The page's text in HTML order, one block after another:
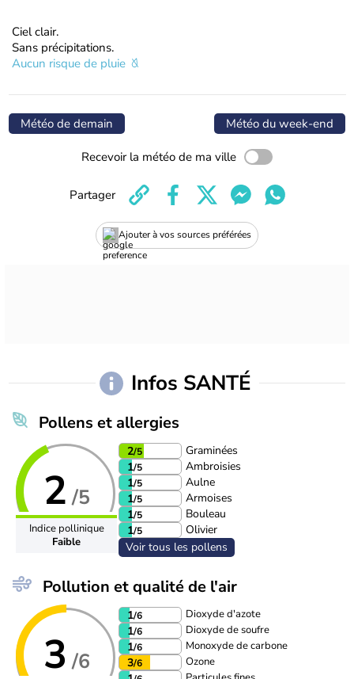
Ciel clair.
Sans précipitations.
Aucun risque de pluie
Météo de demain Météo du week-end
Recevoir la météo de ma ville
Ajouter à vos sources préférées
Partager
Infos SANTÉ
Pollens et allergies
2 /5
Indice pollinique
Faible
2/5
Graminées
1/5
Ambroisies
1/5
Aulne
1/5
Armoises
1/5
Bouleau
1/5
Olivier
Voir tous les pollens
Pollution et qualité de l'air
3 /6
1/6 Dioxyde d'azote
1/6 Dioxyde de soufre
1/6 Monoxyde de carbone
3/6 Ozone